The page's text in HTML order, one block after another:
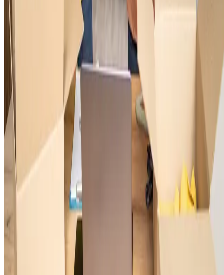
4. Nota fiscal de exportação
Ela é emitida pelo exportador e registra as informações fiscais da
operação
, como o valor dos produtos, impostos e detalhes da
transação. Sua função é oficializar a saída de mercadorias do país.
Ao enviar roupas para o exterior, por exemplo, a nota fiscal informa o
valor total da venda e o CNPJ da sua empresa, comprovando que a
exportação está regularizada. Além disso, ela serve de base para a
emissão de outros documentos, como o conhecimento de embarque.
Sem ela, a exportação não segue adiante .
5. DU-E
A Declaração Única de Exportação (DU-E) é imprescindível para
formalizar o envio de mercadorias ao exterior. Esse documento
eletrônico é
emitido diretamente no Portal Siscomex
informações fiscais, tributárias e comerciais em um único lugar. Ele
substitui antigos formulários, simplificando o processo.
Por exemplo, se sua loja de roupas exporta camisetas para outro país,
DU-E registra detalhes como o tipo de produto, quantidade, valor e
transportadora. Esse documento é de extrema importância para o
controle alfandegário,
uma vez que permite que sua carga seja
liberada com segurança
um dos passos mais importantes para que sua exportação ocorra sem
6. Conhecimento de embarque